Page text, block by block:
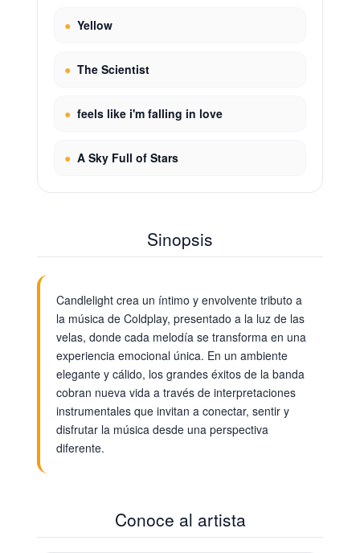
● Yellow
● The Scientist
● feels like i'm falling in love
● A Sky Full of Stars
Sinopsis
Candlelight crea un íntimo y envolvente tributo a
la música de Coldplay, presentado a la luz de las
velas, donde cada melodía se transforma en una
experiencia emocional única. En un ambiente
elegante y cálido, los grandes éxitos de la banda
cobran nueva vida a través de interpretaciones
instrumentales que invitan a conectar, sentir y
disfrutar la música desde una perspectiva
diferente.
Conoce al artista